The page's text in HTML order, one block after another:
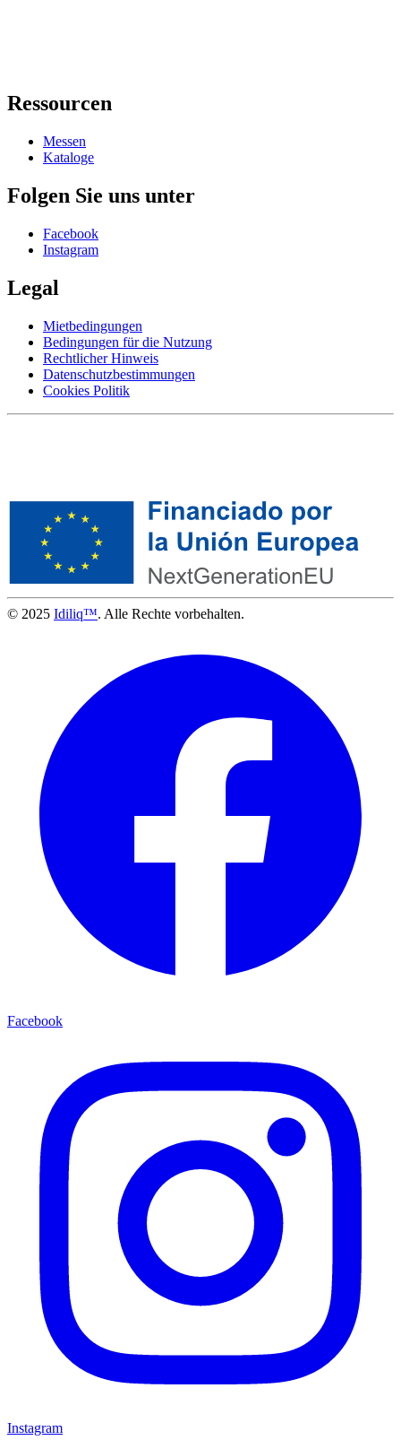
Ressourcen
Messen
Kataloge
Folgen Sie uns unter
Facebook
Instagram
Legal
Mietbedingungen
Bedingungen für die Nutzung
Rechtlicher Hinweis
Datenschutzbestimmungen
Cookies Politik
© 2025 Idiliq™. Alle Rechte vorbehalten.
Facebook
Instagram